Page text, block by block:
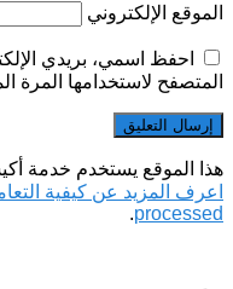
الموقع الإلكتروني
احفظ اسمي، بريدي
المتصفح لاستخدامها المرة
هذا الموقع يستخدم خدمة
اعرف المزيد عن كيفية
processed
.